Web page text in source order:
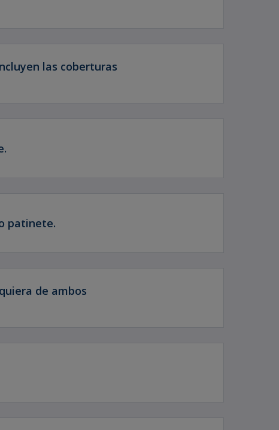
las coberturas
patinete.
de ambos